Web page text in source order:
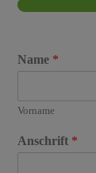
Name *
Vorname
Anschrift *